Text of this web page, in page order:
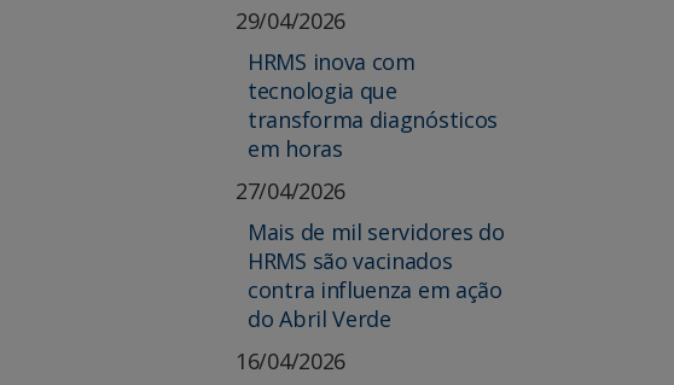
29/04/2026
HRMS inova com
tecnologia que
transforma diagnósticos
em horas
27/04/2026
Mais de mil servidores do
HRMS são vacinados
contra influenza em ação
do Abril Verde
16/04/2026